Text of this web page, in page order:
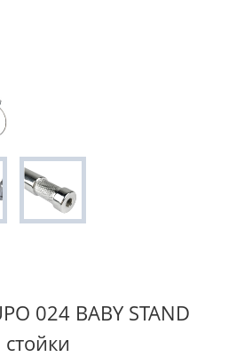
024 BABY STAND
стойки